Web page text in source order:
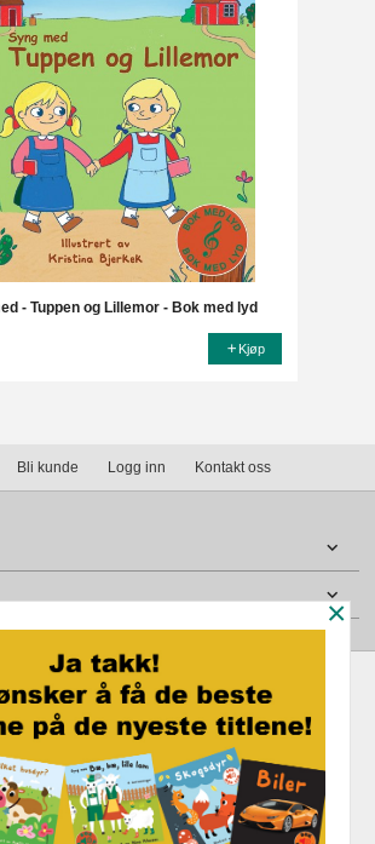
- Tuppen og Lillemor - Bok med lyd
Kjøp
Bli kunde Logg inn Kontakt oss
Sikkerhet og personvern
Nyhetsbrev
×